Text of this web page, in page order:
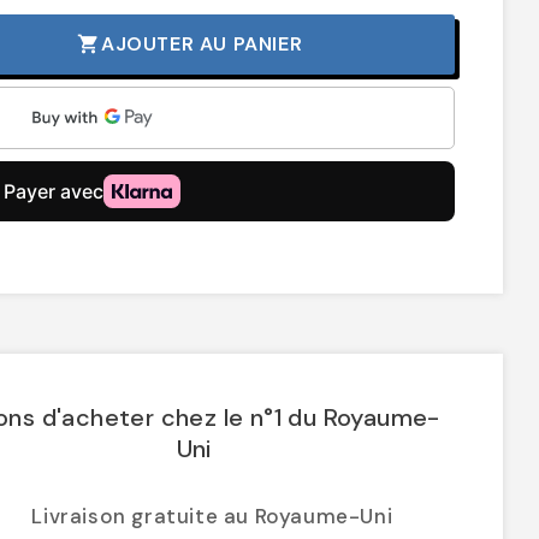
shopping_cartAJOUTER AU PANIER
d'acheter chez le n°1 du Royaume-
Uni
Livraison gratuite au Royaume-Uni